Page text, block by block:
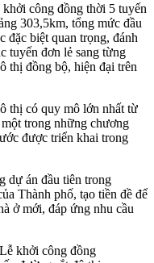
công đồng thời 5 tuyến
303,5km, tổng mức đầu
đặc biệt quan trọng, đánh
tuyến đơn lẻ sang từng
thị đồng bộ, hiện đại trên
thị có quy mô lớn nhất từ
trong những chương
được triển khai trong
dự án đầu tiên trong
Thành phố, tạo tiền đề để
ở mới, đáp ứng nhu cầu